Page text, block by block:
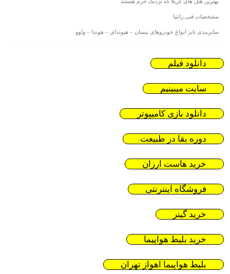
مشخصات فنی زانتیا
سایزبندی تایر انواع خودروهای نیسان – هیوندای – هوندا – ولوو
دانلود فیلم
سایت میبینیم
دانلود بازی کامیپوتر
دوره بقا در طبیعت
خرید هاست ارزان
فروشگاه اینترنتی
خرید گینر
خرید بلیط هواپیما
بلیط هواپیما اهواز تهران